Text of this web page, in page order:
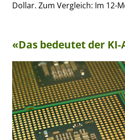
Dollar. Zum Vergleich: Im 12-
«Das bedeutet der